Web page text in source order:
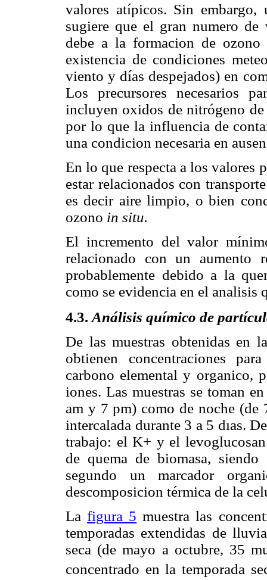
valores atípicos. Sin embargo,
sugiere que el gran numero
debe a la formacion de ozono
existencia de condiciones
viento y días despejados) en
Los precursores necesarios
incluyen oxidos de nitrógeno
por lo que la influencia de
una condicion necesaria en
En lo que respecta a los valores
estar relacionados con
es decir aire limpio, o bien
ozono in situ.
El incremento del valor
relacionado con un aumento
probablemente debido a la
como se evidencia en el
4.3. Análisis químico de
De las muestras obtenidas en
obtienen concentraciones
carbono elemental y organico,
iones. Las muestras se toman
am y 7 pm) como de noche (de
intercalada durante 3 a 5 dıas.
trabajo: el K+ y el
de quema de biomasa,
segundo un marcador
descomposicion térmica de la
Lafigura 5 muestra las
temporadas extendidas de
seca (de mayo a octubre, 35
concentrado en la temporada